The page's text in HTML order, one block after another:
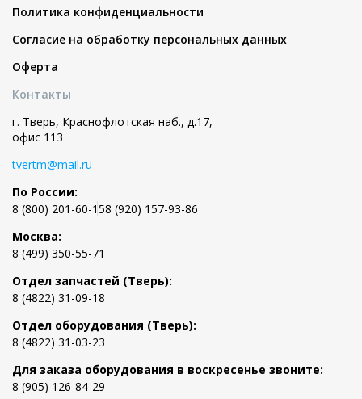
Политика конфиденциальности
Согласие на обработку персональных данных
Оферта
Контакты
г. Тверь, Краснофлотская наб., д.17,
офис 113
tvertm@mail.ru
По России:
8 (800) 201-60-158 (920) 157-93-86
Москва:
8 (499) 350-55-71
Отдел запчастей (Тверь):
8 (4822) 31-09-18
Отдел оборудования (Тверь):
8 (4822) 31-03-23
Для заказа оборудования в воскресенье звоните:
8 (905) 126-84-29